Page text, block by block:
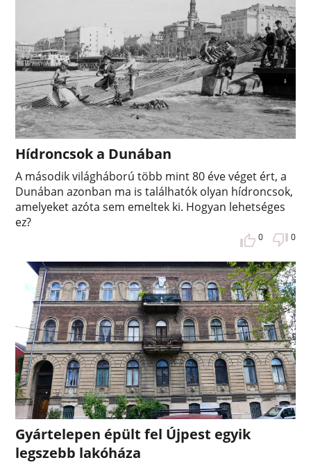
Hídroncsok a Dunában
A második világháború több mint 80 éve véget ért, a
Dunában azonban ma is találhatók olyan hídroncsok,
amelyeket azóta sem emeltek ki. Hogyan lehetséges
ez?
0 0
Gyártelepen épült fel Újpest egyik
legszebb lakóháza